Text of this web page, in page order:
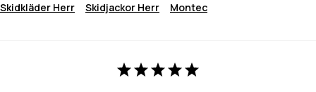
Skidkläder Herr Skidjackor Herr Montec